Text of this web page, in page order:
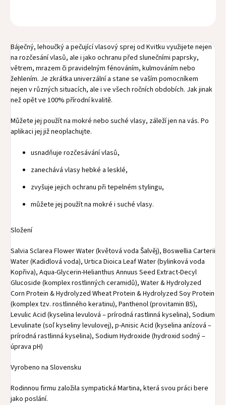
Báječný, lehoučký a pečující vlasový sprej od Kvitku využijete nejen
na rozčesání vlasů, ale i jako ochranu před slunečními paprsky,
větrem, mrazem či pravidelným fénováním, kulmováním nebo
žehlením. Je zkrátka univerzální a stane se vaším pomocníkem
nejen v různých situacích, ale i ve všech ročních obdobích. Jak jinak
než opět ve 100% přírodní kvalitě.
Můžete jej použít na mokré nebo suché vlasy, záleží jen na vás. Po
aplikaci jej již neoplachujte.
usnadňuje rozčesávání vlasů,
zanechává vlasy hebké a lesklé,
zvyšuje jejich ochranu při tepelném stylingu,
můžete jej použít na mokré i suché vlasy.
Složení
Salvia Sclarea Flower Water (květová voda Šalvěj), Boswellia Carterii
Water (Kadidlová voda), Urtica Dioica Leaf Water (bylinková voda
Kopřiva), Aqua-Glycerin-Helianthus Annuus Seed Extract-Decyl
Glucoside (komplex rostlinných ceramidů), Water & Hydrolyzed
Corn Protein & Hydrolyzed Wheat Protein & Hydrolyzed Soy Protein
(komplex tzv. rostlinného keratinu), Panthenol (provitamin B5),
Levulic Acid (kyselina levulová – prírodná rastlinná kyselina), Sodium
Levulinate (soľ kyseliny levulovej), p-Anisic Acid (kyselina anízová –
prírodná rastlinná kyselina), Sodium Hydroxide (hydroxid sodný –
úprava pH)
Vyrobeno na Slovensku
Rodinnou firmu založila sympatická Martina, která svou práci bere
jako poslání.